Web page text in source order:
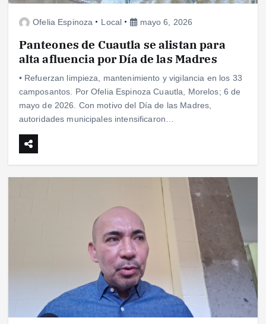
Ofelia Espinoza Local mayo 6, 2026
Panteones de Cuautla se alistan para
alta afluencia por Día de las Madres
• Refuerzan limpieza, mantenimiento y vigilancia en los 33
camposantos. Por Ofelia Espinoza Cuautla, Morelos; 6 de
mayo de 2026. Con motivo del Día de las Madres,
autoridades municipales intensificaron…